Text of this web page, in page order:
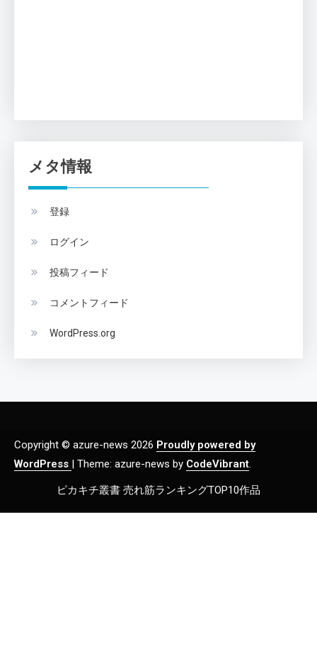
メタ情報
登録
ログイン
投稿フィード
コメントフィード
WordPress.org
Copyright © azure-news 2026 Proudly powered by
WordPress | Theme: azure-news by CodeVibrant.
ピカキチ叢書 売れ筋ランキングTOP10作品